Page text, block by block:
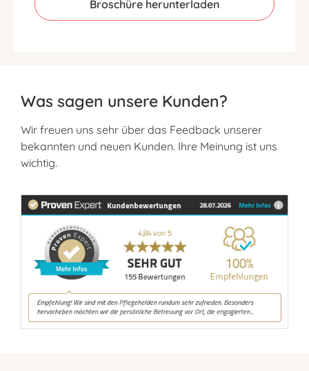
Broschüre herunterladen
Was sagen unsere Kunden?
Wir freuen uns sehr über das Feedback unserer
bekannten und neuen Kunden. Ihre Meinung ist uns
wichtig.